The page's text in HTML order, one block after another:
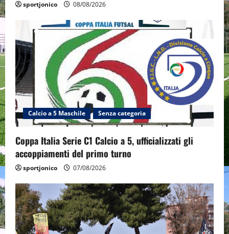
sportjonico 08/08/2026
Calcio a 5 Maschile Senza categoria
Coppa Italia Serie C1 Calcio a 5, ufficializzati gli
accoppiamenti del primo turno
sportjonico 07/08/2026